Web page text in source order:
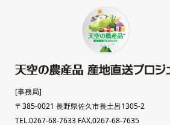
[事務局]
〒385-0021 長野県佐久市長土呂1305-2
TEL.0267-68-7633 FAX.0267-68-7635